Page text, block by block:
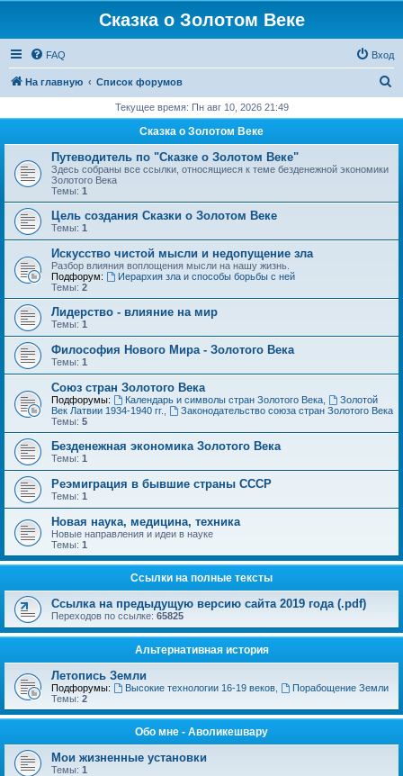
Сказка о Золотом Веке
FAQ Вход
На главную Список форумов
с
Текущее время: Пн авг 10, 2026 21:49
Сказка о Золотом Веке
Путеводитель по "Сказке о Золотом Веке"
Здесь собраны все ссылки, относящиеся к теме безденежной экономики
Золотого Века
Темы: 1
Цель создания Сказки о Золотом Веке
Темы: 1
Искусство чистой мысли и недопущение зла
Разбор влияния воплощения мысли на нашу жизнь.
Подфорум:
Иерархия зла и способы борьбы с ней
Темы: 2
Лидерство - влияние на мир
Темы: 1
Философия Нового Мира - Золотого Века
Темы: 1
Cоюз стран Золотого Века
Подфорумы: Календарь и символы стран Золотого Века,
Золотой
Век Латвии 1934-1940 гг.
Законодательство союза стран Золотого Века
Темы: 5
Безденежная экономика Золотого Века
Темы: 1
Реэмиграция в бывшие страны СССР
Темы: 1
Новая наука, медицина, техника
Новые направления и идеи в науке
Темы: 1
Ссылки на полные тексты
Ссылка на предыдущую версию сайта 2019 года (.pdf)
Переходов по ссылке: 65825
Альтернативная история
Летопись Земли
Подфорумы: Высокие технологии 16-19 веков,
Порабощение Земли
Темы: 2
Обо мне - Аволикешвару
Мои жизненные установки
Темы: 1